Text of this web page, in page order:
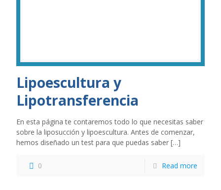
Lipoescultura y
Lipotransferencia
En esta página te contaremos todo lo que necesitas saber
sobre la liposucción y lipoescultura. Antes de comenzar,
hemos diseñado un test para que puedas saber […]
0 Read more